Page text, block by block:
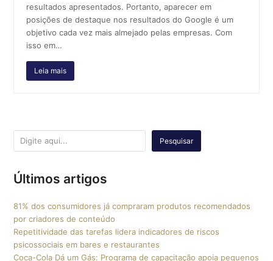
resultados apresentados. Portanto, aparecer em
posições de destaque nos resultados do Google é um
objetivo cada vez mais almejado pelas empresas. Com
isso em…
Leia mais
Pesquisar
Últimos artigos
81% dos consumidores já compraram produtos recomendados
por criadores de conteúdo
Repetitividade das tarefas lidera indicadores de riscos
psicossociais em bares e restaurantes
Coca-Cola Dá um Gás: Programa de capacitação apoia pequenos